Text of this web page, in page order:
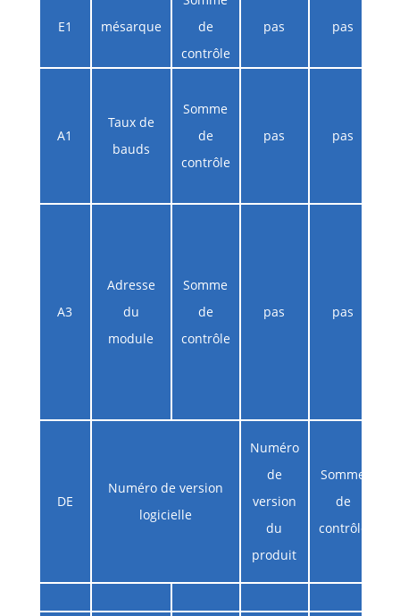
E1 mésarque
de
contrôle
pas pas
A1
Taux de
bauds
Somme
de
contrôle
pas pas
A3
Adresse
du
module
Somme
de
contrôle
pas pas
DE
Numéro de version
logicielle
Numéro
de
version
du
produit
Somme
de
contrôle